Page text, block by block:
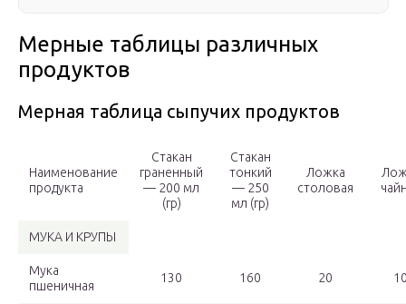
Мерные таблицы различных
продуктов
Мерная таблица сыпучих продуктов
Наименование
продукта
Стакан
граненный
— 200 мл
(гр)
Стакан
тонкий
— 250
мл (гр)
Ложка
столовая
МУКА И КРУПЫ
Мука
пшеничная
130 160 20